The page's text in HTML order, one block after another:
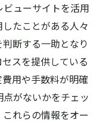
メリット
のポイント
交渉術
業者を見つける
活用法
ューサイトを活用
たことがある人々
断する一助となり
スを提供している
用や手数料が明確
がないかをチェッ
れらの情報をオー